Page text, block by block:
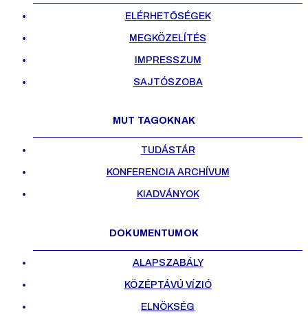
ELÉRHETŐSÉGEK
MEGKÖZELÍTÉS
IMPRESSZUM
SAJTÓSZOBA
MUT TAGOKNAK
TUDÁSTÁR
KONFERENCIA ARCHÍVUM
KIADVÁNYOK
DOKUMENTUMOK
ALAPSZABÁLY
KÖZÉPTÁVÚ VÍZIÓ
ELNÖKSÉG